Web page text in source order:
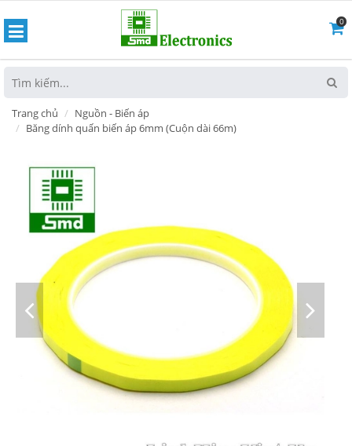
0
Trang chủ
Nguồn - Biến áp
Băng dính quấn biến áp 6mm (Cuộn dài 66m)